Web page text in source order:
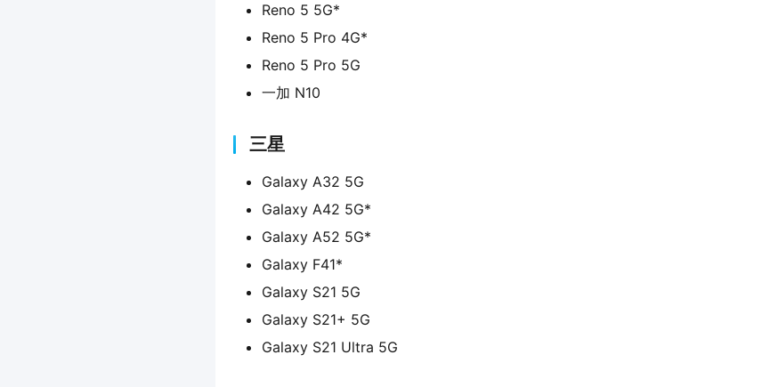
Reno 5 5G*
Reno 5 Pro 4G*
Reno 5 Pro 5G
一加 N10
三星
Galaxy A32 5G
Galaxy A42 5G*
Galaxy A52 5G*
Galaxy F41*
Galaxy S21 5G
Galaxy S21+ 5G
Galaxy S21 Ultra 5G